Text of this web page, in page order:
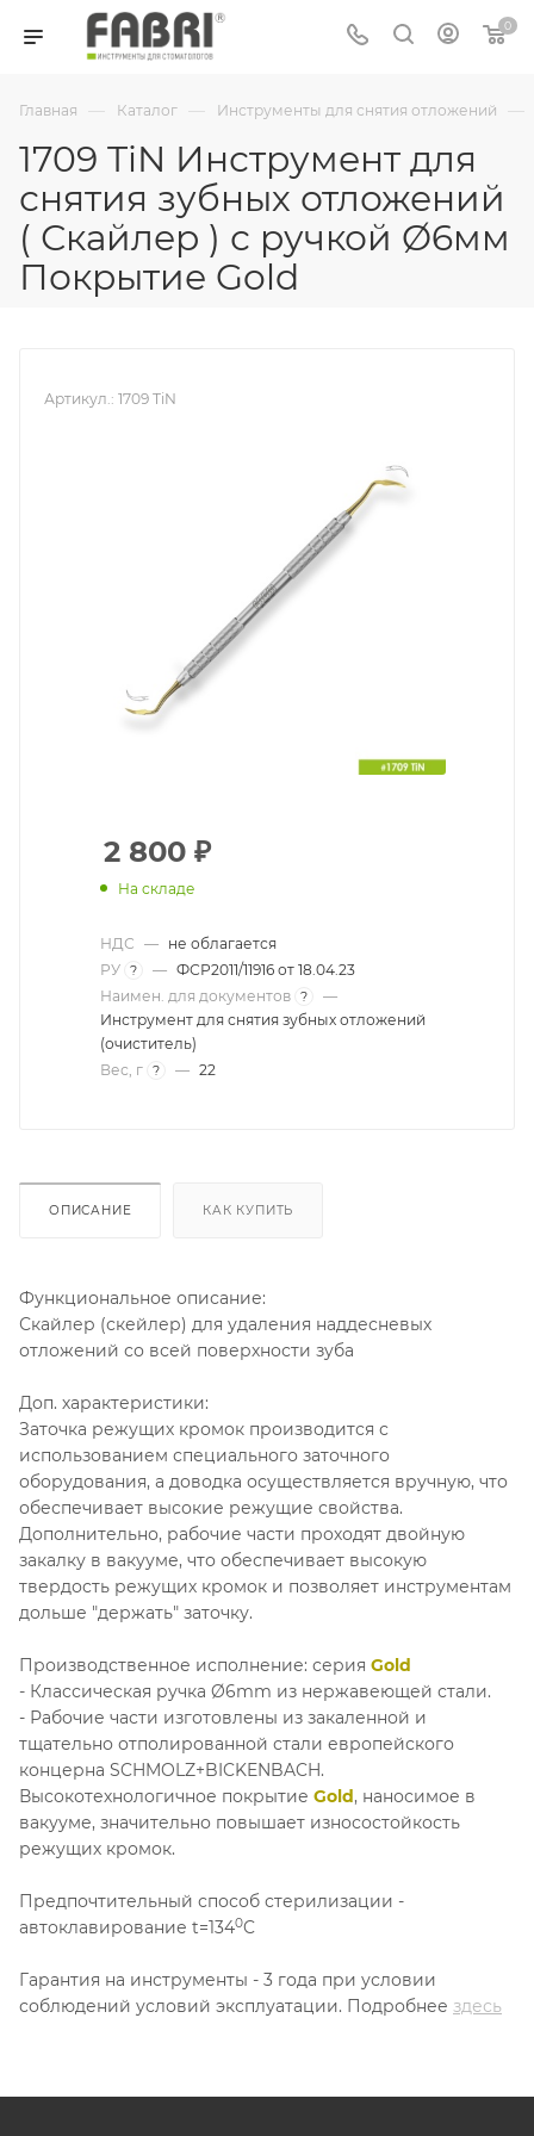
0
Главная — Каталог — Инструменты для снятия отложений —
1709 TiN Инструмент для
снятия зубных отложений
( Скайлер ) с ручкой Ø6мм
Покрытие Gold
Артикул.: 1709 TiN
2 800 ₽
На складе
НДС — не облагается
РУ ? — ФСР2011/11916 от 18.04.23
Наимен. для документов ?
—
Инструмент для снятия зубных отложений
(очиститель)
Вес, г ? — 22
ОПИСАНИЕ КАК КУПИТЬ
Функциональное описание:
Скайлер (скейлер) для удаления наддесневых
отложений со всей поверхности зуба
Доп. характеристики:
Заточка режущих кромок производится с
использованием специального заточного
оборудования, а доводка осуществляется вручную, что
обеспечивает высокие режущие свойства.
Дополнительно, рабочие части проходят двойную
закалку в вакууме, что обеспечивает высокую
твердость режущих кромок и позволяет инструментам
дольше "держать" заточку.
Производственное исполнение: серия Gold
- Классическая ручка Ø6mm из нержавеющей стали.
- Рабочие части изготовлены из закаленной и
тщательно отполированной стали европейского
концерна SCHMOLZ+BICKENBACH.
Высокотехнологичное покрытие Gold, наносимое в
вакууме, значительно повышает износостойкость
режущих кромок.
Предпочтительный способ стерилизации -
автоклавирование t=1340C
Гарантия на инструменты - 3 года при условии
соблюдений условий эксплуатации. Подробнее здесь